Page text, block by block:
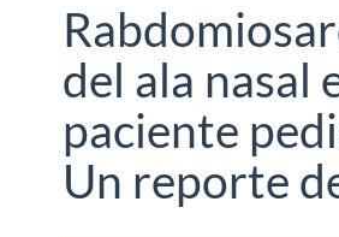
del ala nasal
paciente
Un reporte